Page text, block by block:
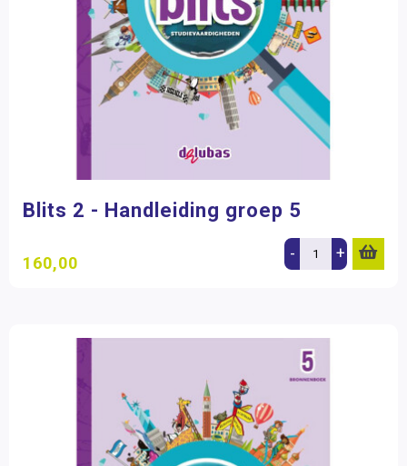
Blits 2 - Handleiding groep 5
160,00 - +